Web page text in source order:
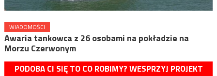
WIADOMOŚCI
Awaria tankowca z 26 osobami na pokładzie na
Morzu Czerwonym
PODOBA CI SIĘ TO CO ROBIMY? WESPRZYJ PROJEKT